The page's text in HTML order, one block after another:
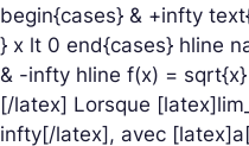
begin{cases} & +infty
} x lt 0 end{cases} hline
& -infty hline f(x) =
[/latex] Lorsque
infty[/latex], avec